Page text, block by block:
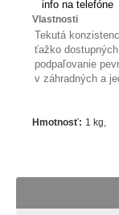
info na telefóne
Vlastnosti
Tekutá
ťažko
podpaľovanie
v záhradných a
Hmotnosť: 1 kg